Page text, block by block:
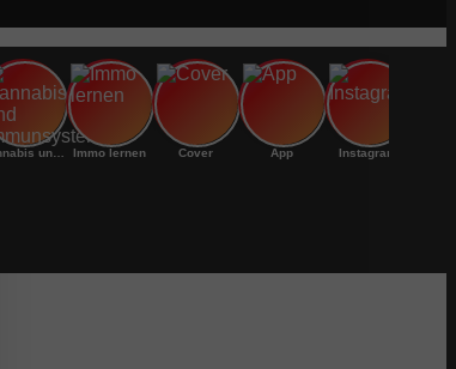
Immo lernen Cover App Instagram